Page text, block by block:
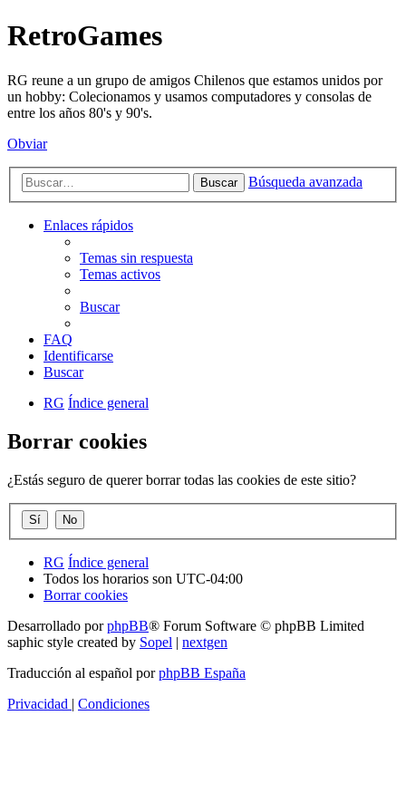
RetroGames
RG reune a un grupo de amigos Chilenos que estamos unidos por
un hobby: Colecionamos y usamos computadores y consolas de
entre los años 80's y 90's.
Obviar
Buscar Búsqueda avanzada
Enlaces rápidos
Temas sin respuesta
Temas activos
Buscar
FAQ
Identificarse
Buscar
RG Índice general
Borrar cookies
¿Estás seguro de querer borrar todas las cookies de este sitio?
RG Índice general
Todos los horarios son UTC-04:00
Borrar cookies
Desarrollado porphpBB® Forum Software © phpBB Limited
saphic style created by Sopel | nextgen
Traducción al español porphpBB España
Privacidad | Condiciones